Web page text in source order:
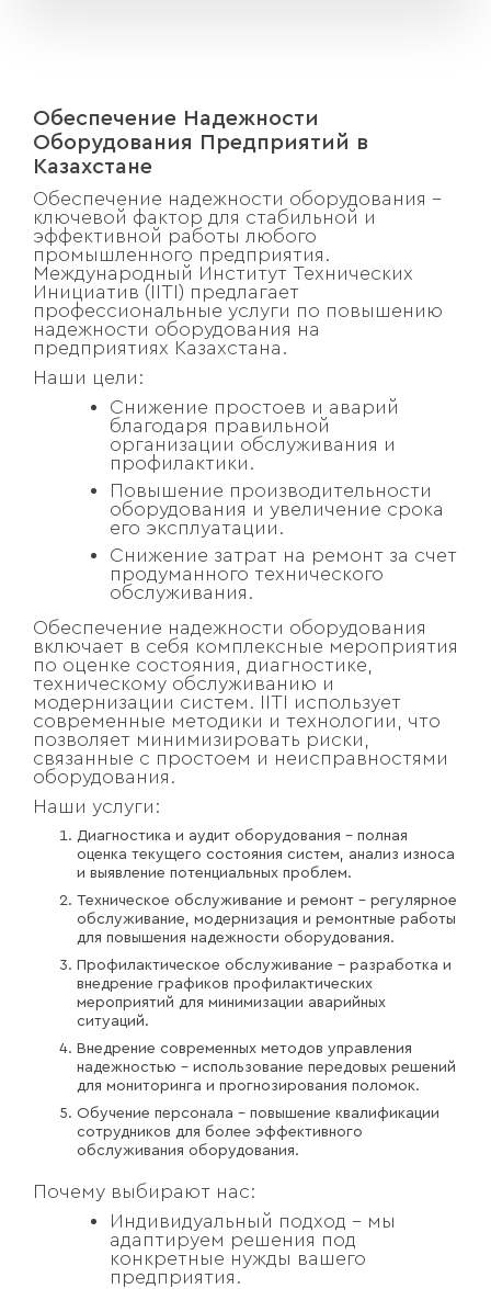
Обеспечение Надежности
Оборудования Предприятий в
Казахстане
Обеспечение надежности оборудования –
ключевой фактор для стабильной и
эффективной работы любого
промышленного предприятия.
Международный Институт Технических
Инициатив (IITI) предлагает
профессиональные услуги по повышению
надежности оборудования на
предприятиях Казахстана.
Наши цели:
Снижение простоев и аварий
благодаря правильной
организации обслуживания и
профилактики.
Повышение производительности
оборудования и увеличение срока
его эксплуатации.
Снижение затрат на ремонт за счет
продуманного технического
обслуживания.
Обеспечение надежности оборудования
включает в себя комплексные мероприятия
по оценке состояния, диагностике,
техническому обслуживанию и
модернизации систем. IITI использует
современные методики и технологии, что
позволяет минимизировать риски,
связанные с простоем и неисправностями
оборудования.
Наши услуги:
Диагностика и аудит оборудования – полная
оценка текущего состояния систем, анализ износа
и выявление потенциальных проблем.
Техническое обслуживание и ремонт – регулярное
обслуживание, модернизация и ремонтные работы
для повышения надежности оборудования.
Профилактическое обслуживание – разработка и
внедрение графиков профилактических
мероприятий для минимизации аварийных
ситуаций.
Внедрение современных методов управления
надежностью – использование передовых решений
для мониторинга и прогнозирования поломок.
Обучение персонала – повышение квалификации
сотрудников для более эффективного
обслуживания оборудования.
Почему выбирают нас:
Индивидуальный подход – мы
адаптируем решения под
конкретные нужды вашего
предприятия.